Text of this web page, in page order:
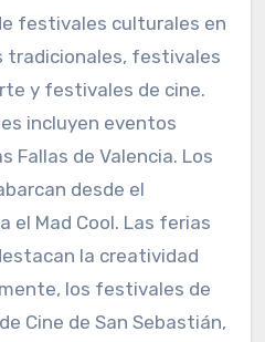
festivales culturales en
tradicionales, festivales
y festivales de cine.
incluyen eventos
Fallas de Valencia. Los
desde el
el Mad Cool. Las ferias
la creatividad
los festivales de
Cine de San Sebastián,